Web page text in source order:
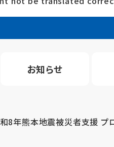
お知らせ
和8年熊本地震被災者支援 プ